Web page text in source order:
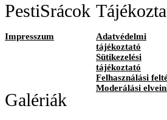
PestiSrácok
Impresszum
Adatvédelmi
tájékoztató
Sütikezelési
tájékoztató
Felhasználási
Moderálási
Galériák